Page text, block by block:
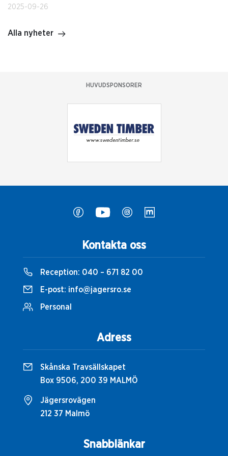
2025-09-26
Alla nyheter
HUVUDSPONSORER
Snabblänkar
Kontakta oss
Reception: 040 – 671 82 00
E-post: info@jagersro.se
Personal
Adress
Skånska Travsällskapet
Box 9506, 200 39 MALMÖ
Jägersrovägen
212 37 Malmö